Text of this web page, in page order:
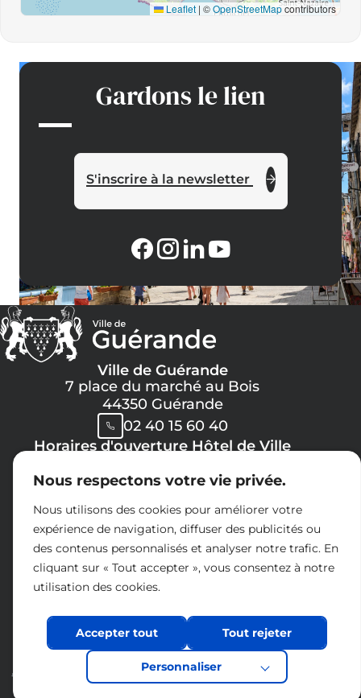
Nous respectons votre vie privée.
Nous utilisons des cookies pour améliorer votre
expérience de navigation, diffuser des publicités ou
des contenus personnalisés et analyser notre trafic. En
cliquant sur « Tout accepter », vous consentez à notre
utilisation des cookies.
Personnaliser
Tout rejeter
Accepter tout
Leaflet | ©OpenStreetMapcontributors
Gardons le lien
S'inscrire à la newsletter
Ville de Guérande
7 place du marché au Bois
44350 Guérande
02 40 15 60 40
Horaires d'ouverture Hôtel de Ville
Lundi, Mercredi, Jeudi, Vendredi :
08h30 -> 12h00
13h30 -> 17h30
Mardi :
8h30 -> 12h00
14h30 -> 17h30
Samedi :
09h00 -> 12h00
Charte réseaux sociaux
Nous contacter
Acceo Politique de confidentialité
Accessibilité
Plan du siteÉco-conception